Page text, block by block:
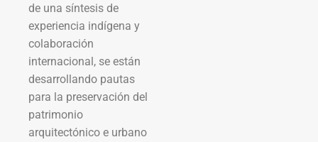
de una síntesis de
experiencia indígena y
colaboración
internacional, se están
desarrollando pautas
para la preservación del
patrimonio
arquitectónico e urbano